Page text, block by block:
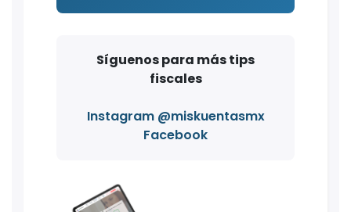
Síguenos para más tips
fiscales
Instagram @miskuentasmx
Facebook